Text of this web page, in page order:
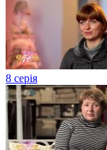
8 серія